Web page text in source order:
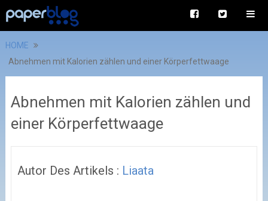
HOME
Abnehmen mit Kalorien zählen und einer Körperfettwaage
Abnehmen mit Kalorien zählen und
einer Körperfettwaage
Autor Des Artikels : Liaata